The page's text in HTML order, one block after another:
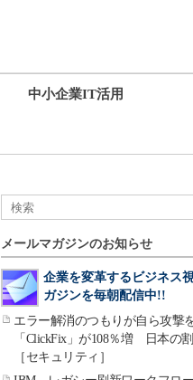
中小企業IT活用
メールマガジンのお知らせ
企業を変革するビジネス
ガジンを毎朝配信中!!
エラー解消のつもりが自ら攻撃
「ClickFix」が108％増 日本の
［セキュリティ］